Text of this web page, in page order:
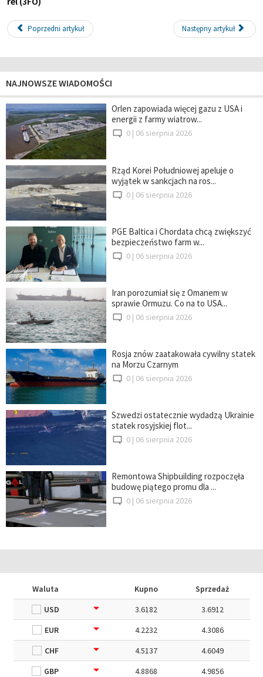
Poprzedni artykuł Następny artykuł
NAJNOWSZE WIADOMOŚCI
Orlen zapowiada więcej gazu z USA i
energii z farmy wiatrow...
0 | 06 sierpnia 2026
Rząd Korei Południowej apeluje o
wyjątek w sankcjach na ros...
0 | 06 sierpnia 2026
PGE Baltica i Chordata chcą zwiększyć
bezpieczeństwo farm w...
0 | 06 sierpnia 2026
Iran porozumiał się z Omanem w
sprawie Ormuzu. Co na to USA...
0 | 06 sierpnia 2026
Rosja znów zaatakowała cywilny statek
na Morzu Czarnym
0 | 06 sierpnia 2026
Szwedzi ostatecznie wydadzą Ukrainie
statek rosyjskiej flot...
0 | 06 sierpnia 2026
Remontowa Shipbuilding rozpoczęła
budowę piątego promu dla ...
0 | 06 sierpnia 2026
Waluta Kupno
Sprzedaż
USD
3.6182
3.6912
EUR
4.2232
4.3086
CHF
4.5137
4.6049
GBP
4.8868 4.9856